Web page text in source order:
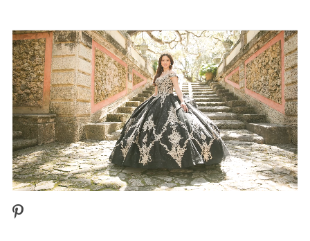
PAUSE AUTOPLAY
PREVIOUS SLIDE
NEXT SLIDE
0
1